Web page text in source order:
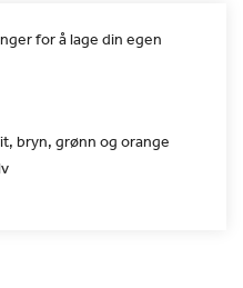
for å lage din egen
bryn, grønn og orange